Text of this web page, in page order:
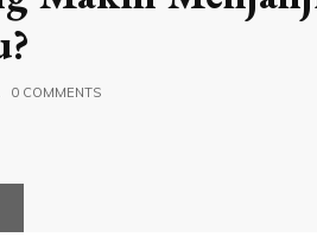
0 COMMENTS